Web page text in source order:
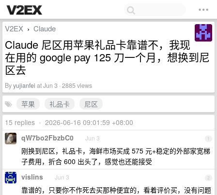
V2EX › Claude
Claude 尼区用苹果礼品卡靠谱不，我现
在用的 google pay 125 刀一个月，想换到尼
区去
Byyujianfei at Jun 3 · 2885 views
苹果 礼品卡
尼区
15 replies • 2026-06-16 09:01:59 +08:00
1
qW7bo2FbzbC0 Jun 3
刚换到尼区，礼品卡，海鲜市场买成 575 元+稳定的外部家宽梯
子费用，折合 600 出头了，感觉也还能接受
2
vislins Jun 3
靠谱的，只要你不作死去买那种便宜的，看着评价买，没有问题